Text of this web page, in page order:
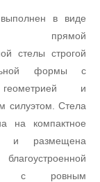
в виде
прямой
стелы строгой
формы с
и
силуэтом. Стела
на компактное
и размещена
с ровным